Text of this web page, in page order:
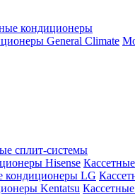
кондиционеры
General Climate
сплит-системы
Hisense
кондиционеры LG
Kentatsu